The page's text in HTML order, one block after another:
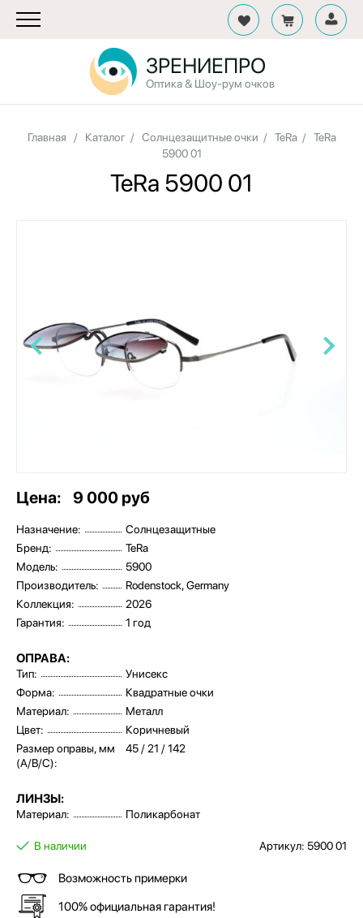
ЗРЕНИЕПРО
Оптика & Шоу-рум очков
Главная / Каталог / Солнцезащитные очки / TeRa /TeRa
5900 01
TeRa 5900 01
Цена: 9 000 руб
Назначение:
Солнцезащитные
Бренд:
TeRa
Модель:
5900
Производитель:
Rodenstock, Germany
Коллекция:
2026
Гарантия:
1 год
ОПРАВА:
Тип:
Унисекс
Форма:
Квадратные очки
Материал:
Металл
Цвет:
Коричневый
Размер оправы, мм
(A/B/C):
45 / 21 / 142
ЛИНЗЫ:
Материал: Поликарбонат
В наличии Артикул: 5900 01
Возможность примерки
100% официальная гарантия!